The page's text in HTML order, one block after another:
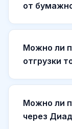
от
Можно ли
отгрузки
Можно ли
через